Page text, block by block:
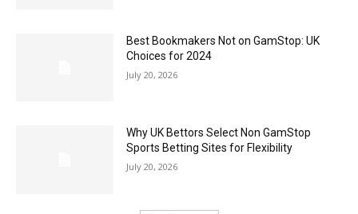
Best Bookmakers Not on GamStop: UK
Choices for 2024
July 20, 2026
Why UK Bettors Select Non GamStop
Sports Betting Sites for Flexibility
July 20, 2026